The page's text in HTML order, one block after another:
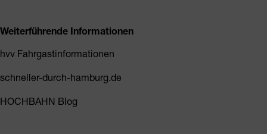
Weiterführende Informationen
hvv Fahrgastinformationen
schneller-durch-hamburg.de
HOCHBAHN Blog